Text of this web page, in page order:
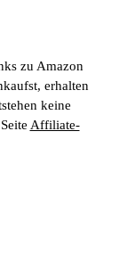
zu Amazon
erhalten
keine
Affiliate-